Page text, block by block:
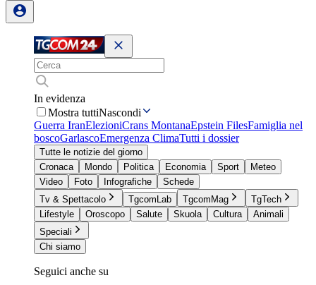
In evidenza
Mostra tuttiNascondi
Guerra IranElezioniCrans MontanaEpstein FilesFamiglia nel
boscoGarlascoEmergenza ClimaTutti i dossier
Tutte le notizie del giorno
Cronaca
Mondo Politica Economia Sport
Meteo
Video
Foto Infografiche
Schede
Tv & Spettacolo
TgcomLab TgcomMag
TgTech
Lifestyle
Oroscopo Salute Skuola Cultura
Animali
Speciali
Chi siamo
Seguici anche su